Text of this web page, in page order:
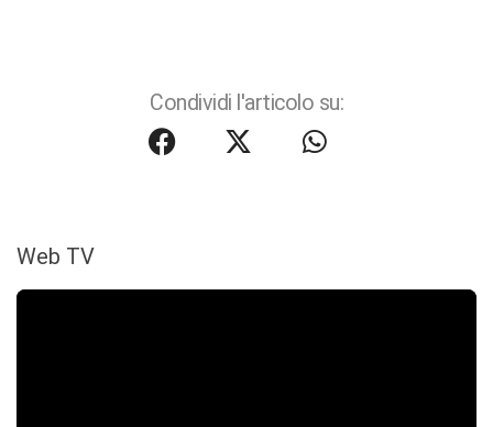
Condividi l'articolo su:
Web TV